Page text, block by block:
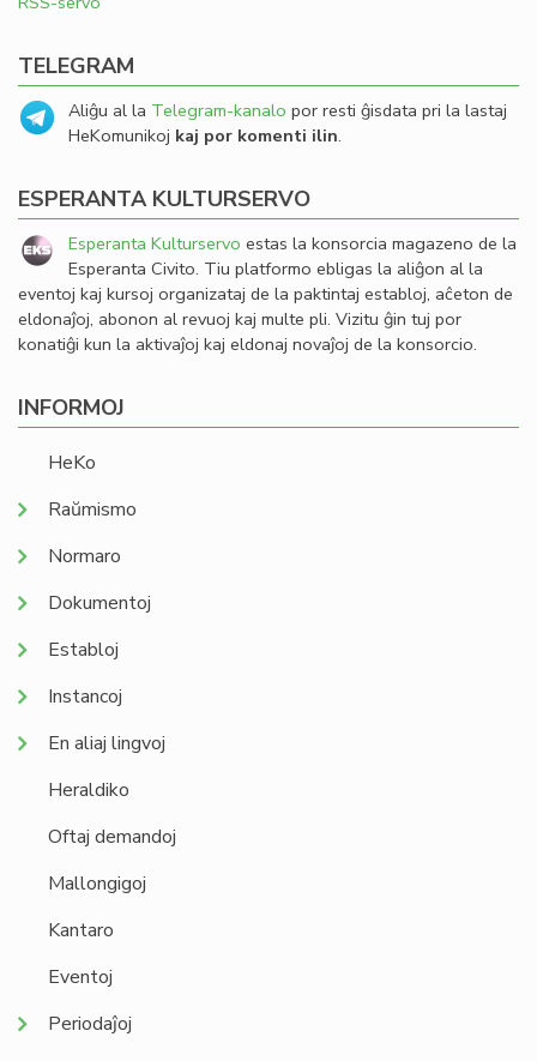
TELEGRAM
Aliĝu al la Telegram-kanalo por resti ĝisdata pri la lastaj
HeKomunikoj kaj por komenti ilin.
ESPERANTA KULTURSERVO
Esperanta Kulturservo estas la konsorcia magazeno de la
Esperanta Civito. Tiu platformo ebligas la aliĝon al la
eventoj kaj kursoj organizataj de la paktintaj establoj, aĉeton de
eldonaĵoj, abonon al revuoj kaj multe pli. Vizitu ĝin tuj por
konatiĝi kun la aktivaĵoj kaj eldonaj novaĵoj de la konsorcio.
INFORMOJ
HeKo
Raŭmismo
Normaro
Dokumentoj
Establoj
Instancoj
En aliaj lingvoj
Heraldiko
Oftaj demandoj
Mallongigoj
Kantaro
Eventoj
Periodaĵoj